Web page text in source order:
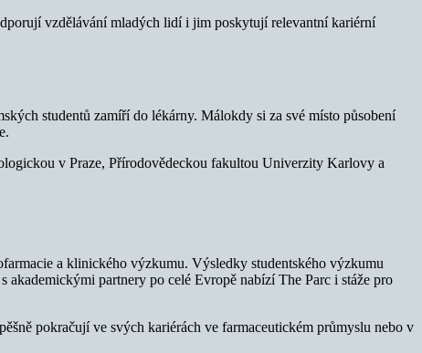
vzdělávání mladých lidí i jim poskytují relevantní kariérní
studentů zamíří do lékárny. Málokdy si za své místo působení
v Praze, Přírodovědeckou fakultou Univerzity Karlovy a
a klinického výzkumu. Výsledky studentského výzkumu
partnery po celé Evropě nabízí The Parc i stáže pro
pokračují ve svých kariérách ve farmaceutickém průmyslu nebo v